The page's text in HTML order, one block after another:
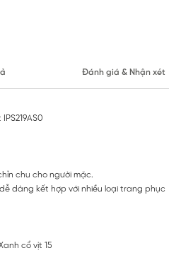
Đánh giá & Nhận xét
chu cho người mặc.
dàng kết hợp với nhiều loại trang phục
cổ vịt 15